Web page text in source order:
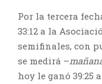
Por la tercera
33:12 a la
semifinales, con
se medirá –
hoy le ganó 39:25